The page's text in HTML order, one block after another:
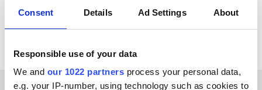
Consent Details Ad Settings About
Responsible use of your data
We and our 1022 partners process your personal data,
e.g. your IP-number, using technology such as cookies to
Se alla Amazon-integrationer